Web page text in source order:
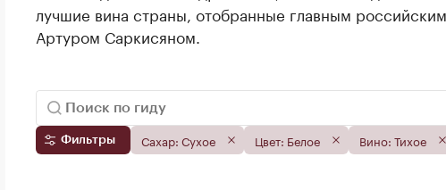
лучшие вина страны, отобранные главным
Артуром Саркисяном.
Фильтры Сахар: Сухое Цвет: Белое Вино: Тихое